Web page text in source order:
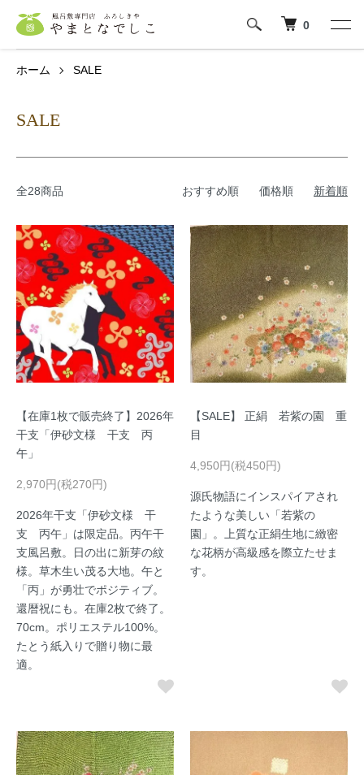
0
ホーム SALE
SALE
全28商品 おすすめ順 価格順 新着順
【在庫1枚で販売終了】2026年
干支「伊砂文様 干支 丙
午」
2,970円(税270円)
2026年干支「伊砂文様 干
支 丙午」は限定品。丙午干
支風呂敷。日の出に新芽の紋
様。草木生い茂る大地。午と
「丙」が勇壮でポジティブ。
還暦祝にも。在庫2枚で終了。
70cm。ポリエステル100%。
たとう紙入りで贈り物に最
適。
【SALE】 正絹 若紫の園 重
目
4,950円(税450円)
源氏物語にインスパイアされ
たような美しい「若紫の
園」。上質な正絹生地に緻密
な花柄が高級感を際立たせま
す。